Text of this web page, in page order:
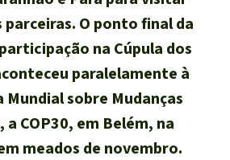
Óleo de palma
Agroenergia e
Biocombustíveis
Ouro
Transparência
O ponto final da
na Cúpula dos
paralelamente à
Mundial sobre Mudanças
COP30, em Belém, na
meados de novembro.